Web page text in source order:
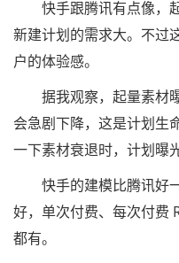
快手跟腾讯有点像，起
新建计划的需求大。不过
户的体验感。
据我观察，起量素材
会急剧下降，这是计划生
一下素材衰退时，计划曝
快手的建模比腾讯好
好，单次付费、每次付费
都有。